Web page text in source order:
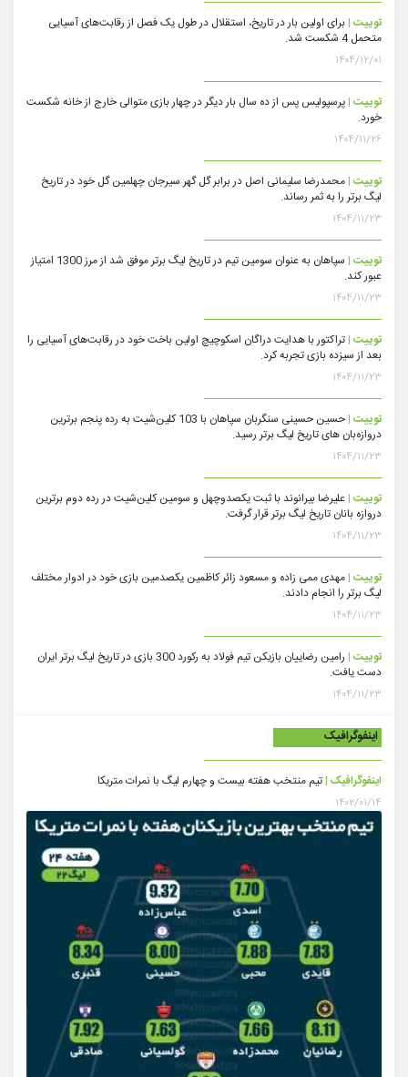
توییت |برای اولین بار در تاریخ، استقلال در طول یک فصل از رقابت‌های آسیایی
متحمل 4 شکست شد.
۱۴۰۴/۱۲/۰۱
توییت |پرسپولیس پس از ده سال بار دیگر در چهار بازی متوالی خارج از خانه شکست
خورد.
۱۴۰۴/۱۱/۲۶
توییت |محمدرضا سلیمانی اصل در برابر گل گهر سیرجان چهلمین گل خود در تاریخ
لیگ برتر را به ثمر رساند.
۱۴۰۴/۱۱/۲۳
توییت |
سپاهان به عنوان سومین تیم در تاریخ لیگ برتر موفق شد از مرز 1300 امتیاز
عبور کند.
۱۴۰۴/۱۱/۲۳
توییت |تراکتور با هدایت دراگان اسکوچیچ اولین باخت خود در رقابت‌های آسیایی را
بعد از سیزده بازی تجربه کرد.
۱۴۰۴/۱۱/۲۳
توییت |
حسین حسینی سنگربان سپاهان با 103 کلین‌شیت به رده پنجم برترین
دروازه‌بان های تاریخ لیگ برتر رسید.
۱۴۰۴/۱۱/۲۳
توییت |علیرضا بیرانوند با ثبت یکصدوچهل و سومین کلین‌شیت در رده دوم برترین
دروازه بانان تاریخ لیگ برتر قرار گرفت.
۱۴۰۴/۱۱/۲۳
توییت |مهدی ممی زاده و مسعود زائر کاظمین یکصدمین بازی خود در ادوار مختلف
لیگ برتر را انجام دادند.
۱۴۰۴/۱۱/۲۳
توییت |
رامین رضاییان بازیکن تیم فولاد به رکورد 300 بازی در تاریخ لیگ برتر ایران
دست یافت.
۱۴۰۴/۱۱/۲۳
اینفوگرافیک
اینفوگرافیک |تیم منتخب هفته بیست و چهارم لیگ با نمرات متریکا
۱۴۰۲/۰۱/۱۴